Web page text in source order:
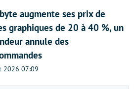
augmente ses prix de
graphiques de 20 à 40 %, un
annule des
2026 07:09